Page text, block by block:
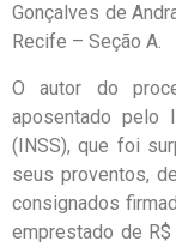
Gonçalves de
Recife – Seção A.
O autor do
aposentado pelo
(INSS), que foi
seus proventos,
consignados
emprestado de